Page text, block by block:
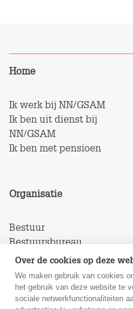
Over de cookies op deze
We maken gebruik van cookies
het gebruik van deze website te
sociale netwerkfunctionaliteiten
Home
Ik werk bij NN/GSAM
Ik ben uit dienst bij
NN/GSAM
Ik ben met pensioen
Organisatie
Bestuur
Bestuursbureau
Toezicht
Fondsdocumenten